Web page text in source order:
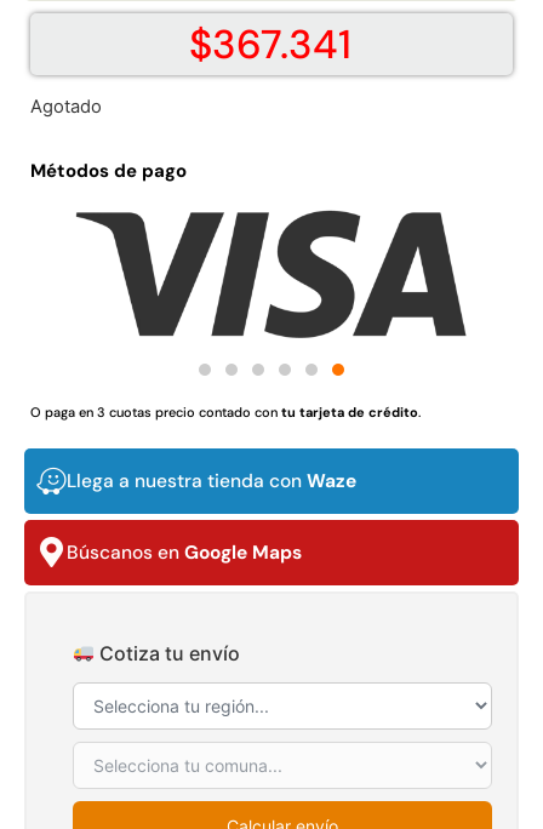
$367.341
Agotado
Métodos de pago
O paga en 3 cuotas precio contado con tu tarjeta de crédito.
Llega a nuestra tienda con Waze
Búscanos en Google Maps
Cotiza tu envío
Juego Modular 02
QplayGround
4.507.990
Juego Modular 01
QplayGround
$ 4.415.700
37%
Juego Modular 03
QplayGround
$5.987.128
Pasto sintético ornamental
Importado USA: Crown
4,57*30,48mts